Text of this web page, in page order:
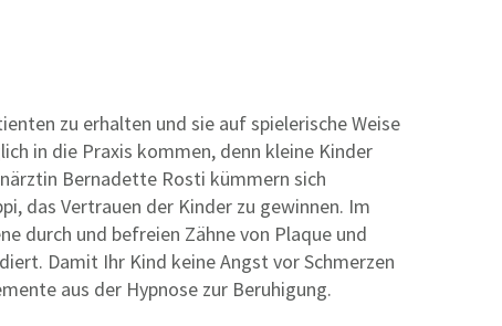
zu erhalten und sie auf spielerische Weise
in die Praxis kommen, denn kleine Kinder
Bernadette Rosti kümmern sich
das Vertrauen der Kinder zu gewinnen. Im
durch und befreien Zähne von Plaque und
Damit Ihr Kind keine Angst vor Schmerzen
aus der Hypnose zur Beruhigung.